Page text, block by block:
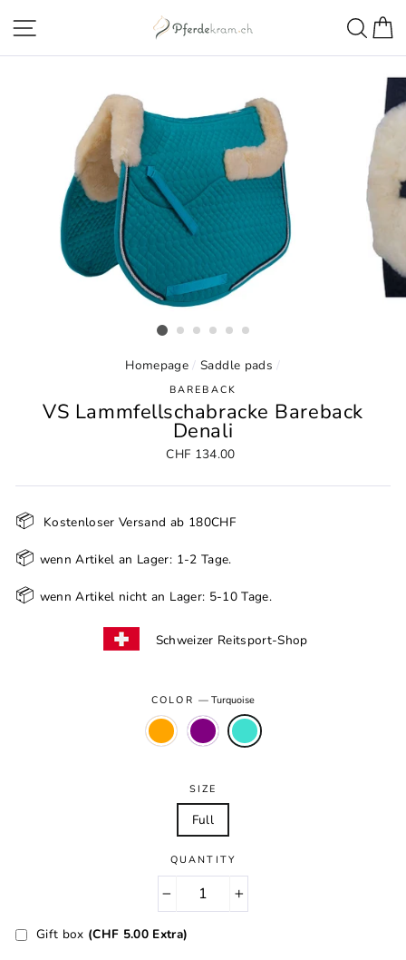
content
Homepage / Saddle pads /
BAREBACK
VS Lammfellschabracke Bareback
Denali
Normal
CHF 134.00
📦 Kostenloser Versand ab 180CHF
📦 wenn Artikel an Lager: 1-2 Tage.
📦 wenn Artikel nicht an Lager: 5-10 Tage.
Schweizer Reitsport-Shop
COLOR—Turquoise
SIZE
Full
QUANTITY
Gift box (CHF 5.00 Extra)